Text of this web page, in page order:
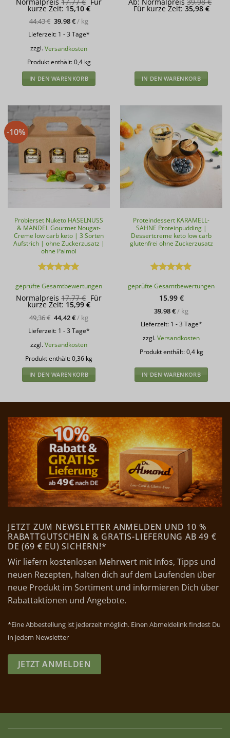
Preis
war:
kurze Zeit: 15,10 €Aktueller
Preis
44,43€ 39,98€/ kg
Lieferzeit: 1 - 3 Tage*
zzgl.Versandkosten
Produkt enthält: 0,4 kg
IN DEN WARENKORB
Für kurze Zeit: 35,98 €
Preis
IN DEN WARENKORB
-10%
Probierset Nuketo HASELNUSS
& MANDEL Gourmet Nougat-
Creme low carb keto | 3 Sorten
Aufstrich | ohne Zuckerzusatz |
ohne Palmöl
mit5von
5
geprüfte Gesamtbewertungen
Normalpreis 17,77€ Ursprünglicher
Preis
Für
kurze Zeit: 15,99 €Aktueller
49,36€ 44,42€/ kg
Lieferzeit: 1 - 3 Tage*
zzgl.Versandkosten
Produkt enthält: 0,36 kg
IN DEN WARENKORB
Proteindessert KARAMELL-
SAHNE Proteinpudding |
Dessertcreme keto low carb
glutenfrei ohne Zuckerzusatz
mit4.9
von 5
geprüfte Gesamtbewertungen
15,99 €
39,98€ / kg
Lieferzeit: 1 - 3 Tage*
zzgl.Versandkosten
Produkt enthält: 0,4 kg
IN DEN WARENKORB
JETZT ZUM NEWSLETTER ANMELDEN UND 10 %
RABATTGUTSCHEIN & GRATIS-LIEFERUNG AB 49 €
DE (69 € EU) SICHERN!*
Wir liefern kostenlosen Mehrwert mit Infos, Tipps und
neuen Rezepten, halten dich auf dem Laufenden über
neue Produkt im Sortiment und informieren Dich über
Rabattaktionen und Angebote.
*Eine Abbestellung ist jederzeit möglich. Einen Abmeldelink findest Du
in jedem Newsletter
JETZT ANMELDEN